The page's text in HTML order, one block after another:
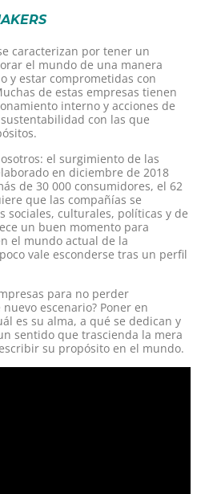
caracterizan por tener un
el mundo de una manera
y estar comprometidas con
de estas empresas tienen
interno y acciones de
con las que
el surgimiento de las
en diciembre de 2018
de 30 000 consumidores, el 62
que las compañías se
sociales, culturales, políticas y de
un buen momento para
el mundo actual de la
vale esconderse tras un perfil
para no perder
escenario? Poner en
es su alma, a qué se dedican y
sentido que trascienda la mera
su propósito en el mundo.